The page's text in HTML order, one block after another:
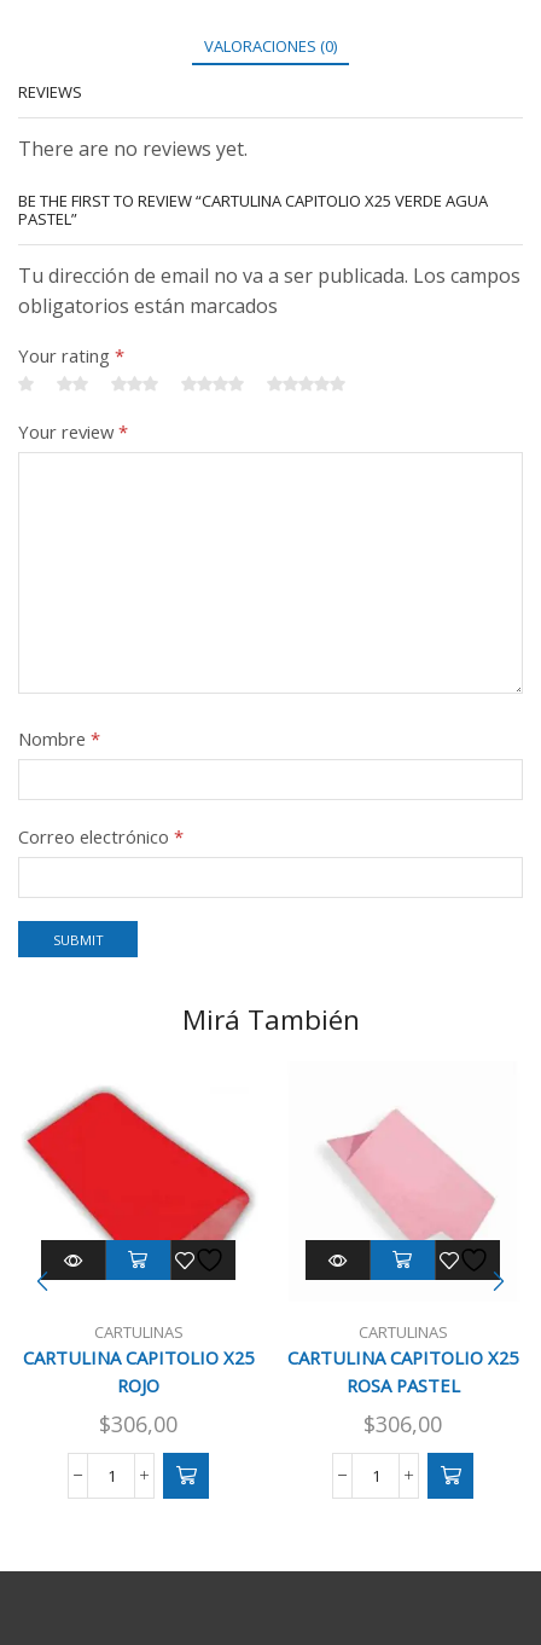
VALORACIONES (0)
REVIEWS
There are no reviews yet.
BE THE FIRST TO REVIEW “CARTULINA CAPITOLIO X25 VERDE AGUA
PASTEL”
Tu dirección de email no va a ser publicada. Los campos
obligatorios están marcados
Your rating *
Your review*
Nombre *
Correo electrónico *
Mirá También
CARTULINAS
CARTULINA CAPITOLIO X25
ROJO
$306,00
CARTULINA
cantidad
CARTULINAS
CARTULINA CAPITOLIO X25
ROSA PASTEL
$306,00
CARTULINA
PASTEL